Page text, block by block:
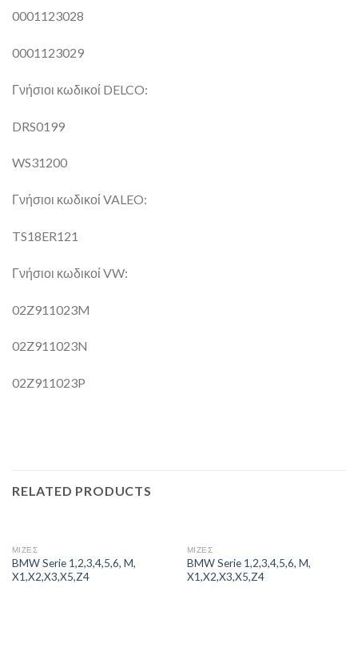
0001123028
0001123029
Γνήσιοι κωδικοί DELCO:
DRS0199
WS31200
Γνήσιοι κωδικοί VALEO:
TS18ER121
Γνήσιοι κωδικοί VW:
02Z911023M
02Z911023N
02Z911023P
RELATED PRODUCTS
ΜΙΖΕΣ
BMW Serie 1,2,3,4,5,6, M,
X1,X2,X3,X5,Z4
ΜΙΖΕΣ
BMW Serie 1,2,3,4,5,6, M,
X1,X2,X3,X5,Z4